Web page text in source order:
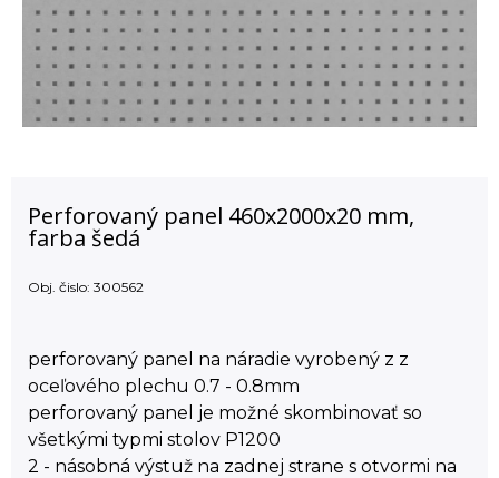
Perforovaný panel 460x2000x20 mm,
farba šedá
Obj. čislo: 300562
perforovaný panel na náradie vyrobený z z
oceľového plechu 0.7 - 0.8mm
perforovaný panel je možné skombinovať so
všetkými typmi stolov P1200
2 - násobná výstuž na zadnej strane s otvormi na